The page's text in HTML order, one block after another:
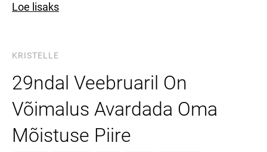
Loe lisaks
KRISTELLE
29ndal Veebruaril On
Võimalus Avardada Oma
Mõistuse Piire